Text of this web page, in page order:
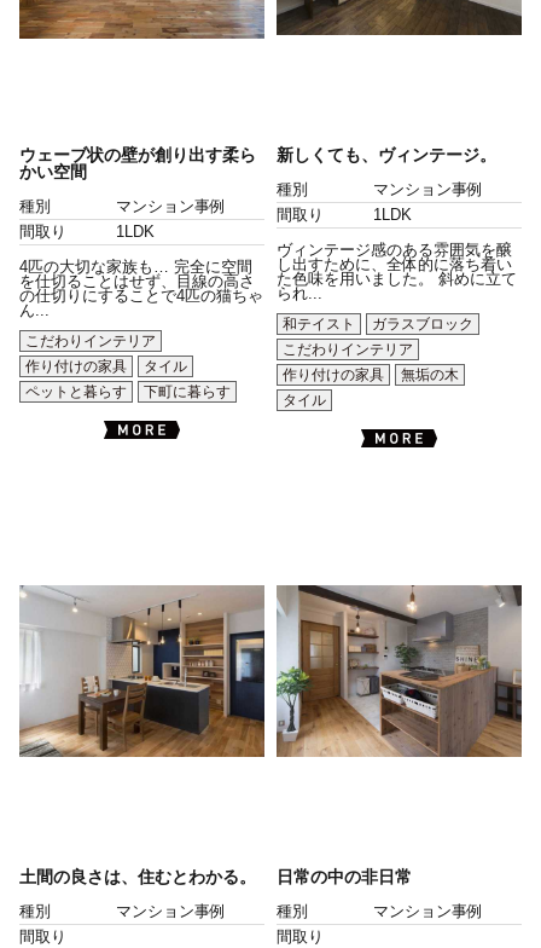
ウェーブ状の壁が創り出す柔ら
かい空間
種別
マンション事例
間取り
1LDK
4匹の大切な家族も… 完全に空間
を仕切ることはせず、目線の高さ
の仕切りにすることで4匹の猫ちゃ
ん...
こだわりインテリア
作り付けの家具
タイル
ペットと暮らす
下町に暮らす
新しくても、ヴィンテージ。
種別
マンション事例
間取り
1LDK
ヴィンテージ感のある雰囲気を醸
し出すために、全体的に落ち着い
た色味を用いました。 斜めに立て
られ...
和テイスト
ガラスブロック
こだわりインテリア
作り付けの家具
無垢の木
タイル
土間の良さは、住むとわかる。
種別
マンション事例
間取り
日常の中の非日常
種別
マンション事例
間取り